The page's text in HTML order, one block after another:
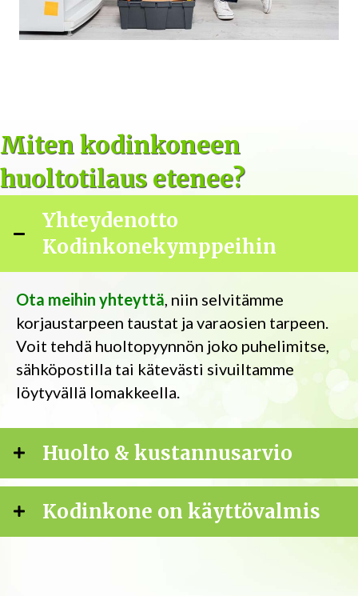
Miten kodinkoneen
huoltotilaus etenee?
Yhteydenotto
Kodinkonekymppeihin
Ota meihin yhteyttä, niin selvitämme
korjaustarpeen taustat ja varaosien tarpeen.
Voit tehdä huoltopyynnön joko puhelimitse,
sähköpostilla tai kätevästi sivuiltamme
löytyvällä lomakkeella.
Huolto & kustannusarvio
Kodinkone on käyttövalmis